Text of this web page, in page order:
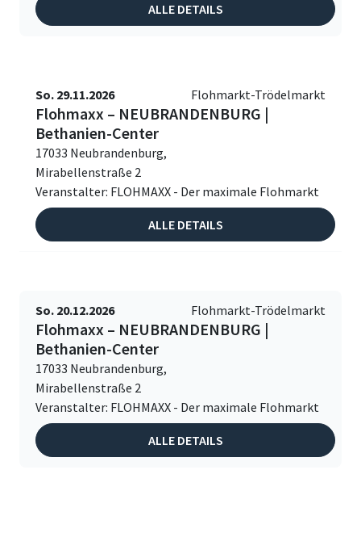
ALLE DETAILS
So. 29.11.2026 Flohmarkt-Trödelmarkt
Flohmaxx – NEUBRANDENBURG |
Bethanien-Center
17033 Neubrandenburg,
Mirabellenstraße 2
Veranstalter: FLOHMAXX - Der maximale Flohmarkt
ALLE DETAILS
So. 20.12.2026 Flohmarkt-Trödelmarkt
Flohmaxx – NEUBRANDENBURG |
Bethanien-Center
17033 Neubrandenburg,
Mirabellenstraße 2
Veranstalter: FLOHMAXX - Der maximale Flohmarkt
ALLE DETAILS